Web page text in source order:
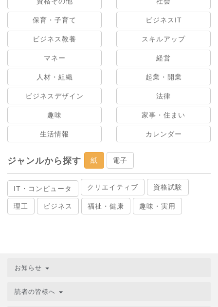
保育・子育て ビジネスIT
ビジネス教養 スキルアップ
マネー 経営
人材・組織 起業・開業
ビジネスデザイン 法律
趣味 家事・住まい
生活情報 カレンダー
ジャンルから探す 紙 電子
IT・コンピュータ クリエイティブ 資格試験
理工 ビジネス 福祉・健康 趣味・実用
お知らせ
読者の皆様へ